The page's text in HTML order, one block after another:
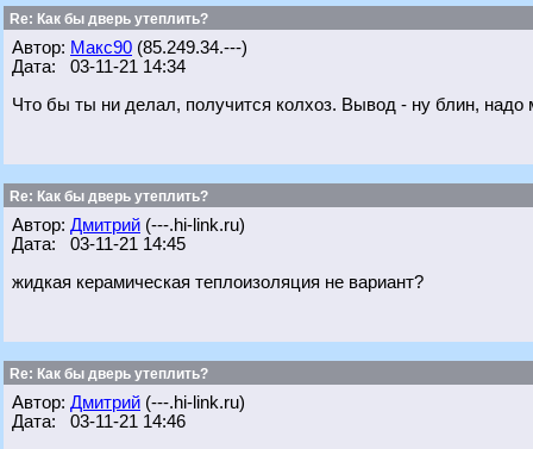
Re: Как бы дверь утеплить?
Автор: Макс90 (85.249.34.---)
Дата: 03-11-21 14:34
Что бы ты ни делал, получится колхоз. Вывод - ну блин, надо
Re: Как бы дверь утеплить?
Автор: Дмитрий (---.hi-link.ru)
Дата: 03-11-21 14:45
жидкая керамическая теплоизоляция не вариант?
Re: Как бы дверь утеплить?
Автор: Дмитрий (---.hi-link.ru)
Дата: 03-11-21 14:46